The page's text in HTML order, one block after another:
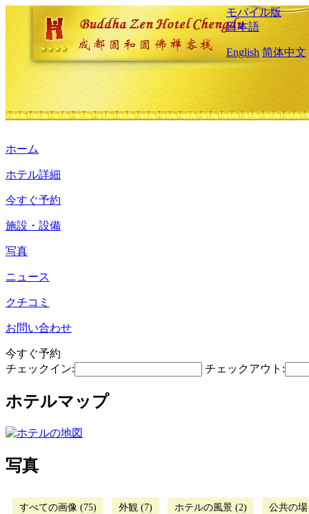
モバイル版
日本語
English 简体中文
ホーム
ホテル詳細
今すぐ予約
施設・設備
写真
ニュース
クチコミ
お問い合わせ
今すぐ予約
チェックイン:
チェックアウト:
ホテルマップ
写真
すべての画像 (75) 外観 (7) ホテルの風景 (2) 公共の